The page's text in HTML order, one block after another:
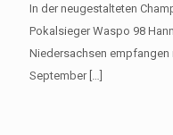
In der neugestalteten
Pokalsieger Waspo 98
Niedersachsen empfangen
September[…]